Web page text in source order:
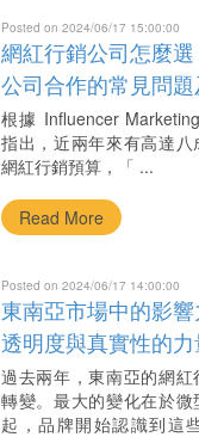
Posted on 2024/06/17 15:00:00
網紅行銷公司怎麼
公司合作的常見問
｜專案式顧問服務
根據 Influencer
指出，近兩年來有高達
網紅行銷預算，「 ...
Read More
Posted on 2024/06/17 14:00:00
東南亞市場中的影響
透明度與真實性的
跨境網紅行銷
過去兩年，東南亞的網
轉變。最大的變化在於
起，品牌開始認識到這